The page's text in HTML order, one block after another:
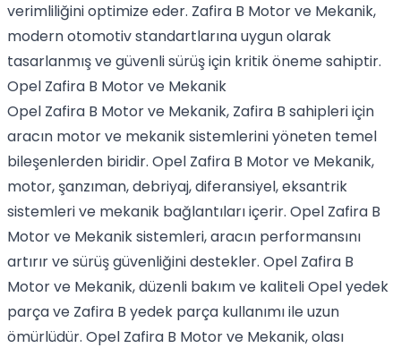
verimliliğini optimize eder. Zafira B Motor ve Mekanik,
modern otomotiv standartlarına uygun olarak
tasarlanmış ve güvenli sürüş için kritik öneme sahiptir.
Opel Zafira B Motor ve Mekanik
Opel Zafira B Motor ve Mekanik, Zafira B sahipleri için
aracın motor ve mekanik sistemlerini yöneten temel
bileşenlerden biridir. Opel Zafira B Motor ve Mekanik,
motor, şanzıman, debriyaj, diferansiyel, eksantrik
sistemleri ve mekanik bağlantıları içerir. Opel Zafira B
Motor ve Mekanik sistemleri, aracın performansını
artırır ve sürüş güvenliğini destekler. Opel Zafira B
Motor ve Mekanik, düzenli bakım ve kaliteli Opel yedek
parça ve Zafira B yedek parça kullanımı ile uzun
ömürlüdür. Opel Zafira B Motor ve Mekanik, olası